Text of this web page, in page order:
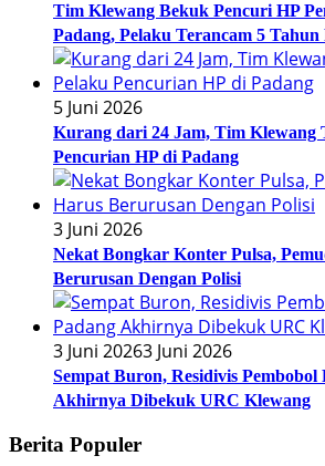
Tim Klewang Bekuk Pencuri HP
Padang, Pelaku Terancam 5 Tahun
5 Juni 2026
Kurang dari 24 Jam, Tim Klewang
Pencurian HP di Padang
3 Juni 2026
Nekat Bongkar Konter Pulsa,
Berurusan Dengan Polisi
3 Juni 20263 Juni 2026
Sempat Buron, Residivis Pembobol
Akhirnya Dibekuk URC Klewang
Berita Populer